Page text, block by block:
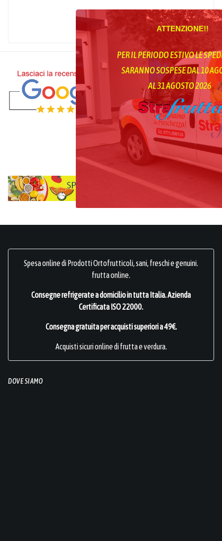
ATTENZIONE!!
PER IL PERIODO ESTIVO LE
SARANNO SOSPESE DAL 10
AL 31 AGOSTO 2026
Spesa online di Prodotti Ortofrutticoli, sani, freschi e genuini.
frutta online.
Consegne refrigerate a domicilio in tutta Italia.Azienda
Certificata ISO 22000.
Consegna gratuita per acquisti superiori a 49€.
Acquisti sicuri online di frutta e verdura.
DOVE SIAMO